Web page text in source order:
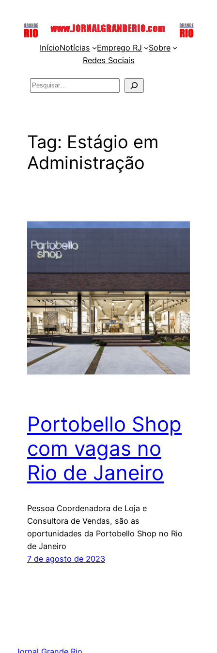
InícioNotícias Emprego RJ
Sobre
Redes Sociais
Pesquisar
Tag: Estágio em
Administração
Portobello Shop
com vagas no
Rio de Janeiro
Pessoa Coordenadora de Loja e
Consultora de Vendas, são as
oportunidades da Portobello Shop no Rio
de Janeiro
7 de agosto de 2023